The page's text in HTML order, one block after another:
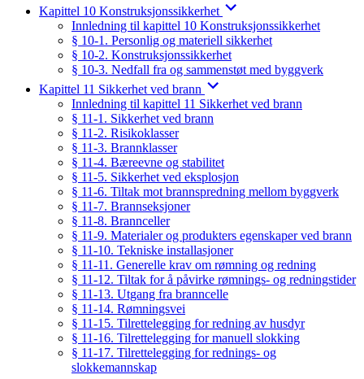
Kapittel 10 Konstruksjonssikkerhet
Innledning til kapittel 10 Konstruksjonssikkerhet
§ 10-1. Personlig og materiell sikkerhet
§ 10-2. Konstruksjonssikkerhet
§ 10-3. Nedfall fra og sammenstøt med byggverk
Kapittel 11 Sikkerhet ved brann
Innledning til kapittel 11 Sikkerhet ved brann
§ 11-1. Sikkerhet ved brann
§ 11-2. Risikoklasser
§ 11-3. Brannklasser
§ 11-4. Bæreevne og stabilitet
§ 11-5. Sikkerhet ved eksplosjon
§ 11-6. Tiltak mot brannspredning mellom byggverk
§ 11-7. Brannseksjoner
§ 11-8. Brannceller
§ 11-9. Materialer og produkters egenskaper ved brann
§ 11-10. Tekniske installasjoner
§ 11-11. Generelle krav om rømning og redning
§ 11-12. Tiltak for å påvirke rømnings- og redningstider
§ 11-13. Utgang fra branncelle
§ 11-14. Rømningsvei
§ 11-15. Tilrettelegging for redning av husdyr
§ 11-16. Tilrettelegging for manuell slokking
§ 11-17. Tilrettelegging for rednings- og
slokkemannskap